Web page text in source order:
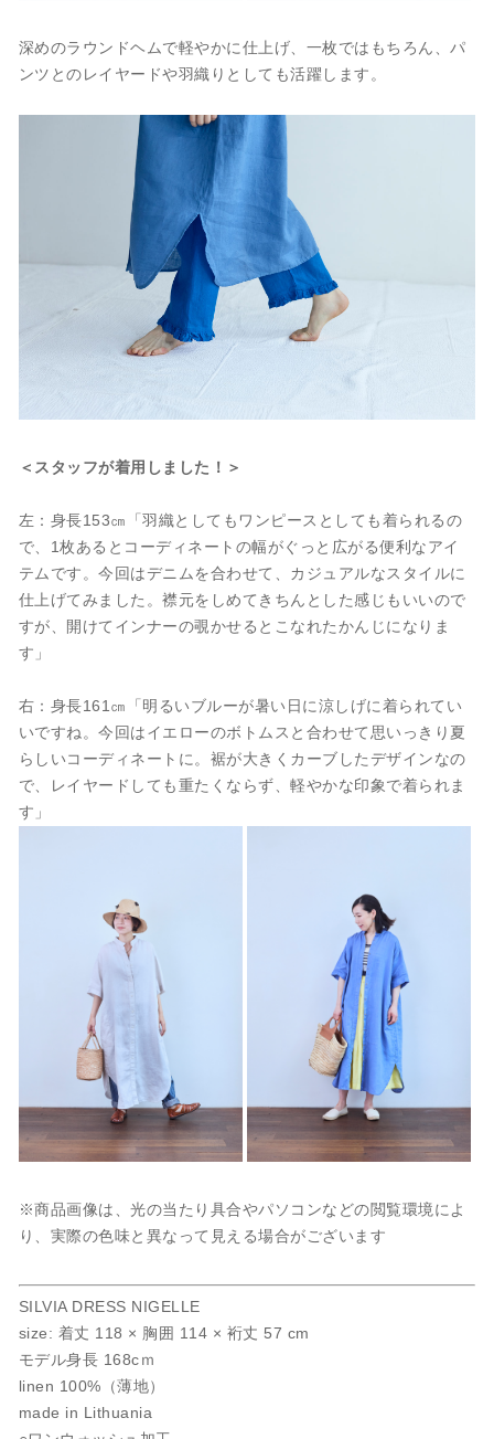
深めのラウンドヘムで軽やかに仕上げ、一枚ではもちろん、パ
ンツとのレイヤードや羽織りとしても活躍します。
＜スタッフが着用しました！＞
左：身長153㎝「羽織としてもワンピースとしても着られるの
で、1枚あるとコーディネートの幅がぐっと広がる便利なアイ
テムです。今回はデニムを合わせて、カジュアルなスタイルに
仕上げてみました。襟元をしめてきちんとした感じもいいので
すが、開けてインナーの覗かせるとこなれたかんじになりま
す」
右：身長161㎝「明るいブルーが暑い日に涼しげに着られてい
いですね。今回はイエローのボトムスと合わせて思いっきり夏
らしいコーディネートに。裾が大きくカーブしたデザインなの
で、レイヤードしても重たくならず、軽やかな印象で着られま
す」
※商品画像は、光の当たり具合やパソコンなどの閲覧環境によ
り、実際の色味と異なって見える場合がございます
SILVIA DRESS NIGELLE
size: 着丈 118 × 胸囲 114 × 裄丈 57 cm
モデル身長 168cｍ
linen 100%（薄地）
made in Lithuania